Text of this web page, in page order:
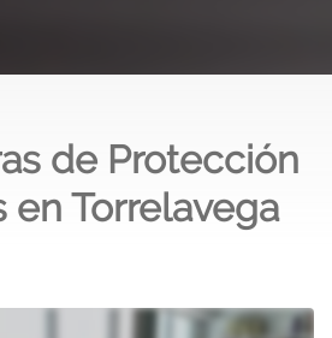
de Protección
en Torrelavega